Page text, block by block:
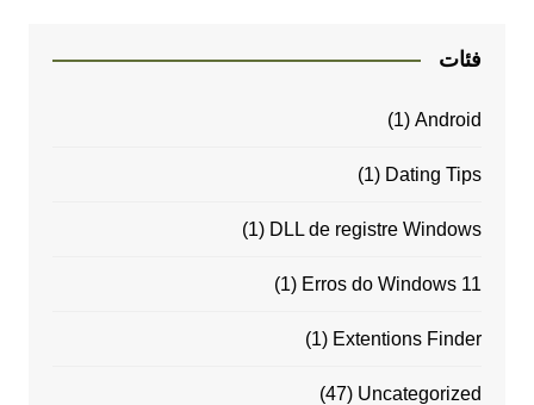
Android
(1)
Dating Tips
(1)
DLL de registre Windows
(1)
Erros do Windows 11
(1)
Extentions Finder
(1)
Uncategorized
(47)